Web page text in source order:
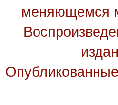
меняющемся